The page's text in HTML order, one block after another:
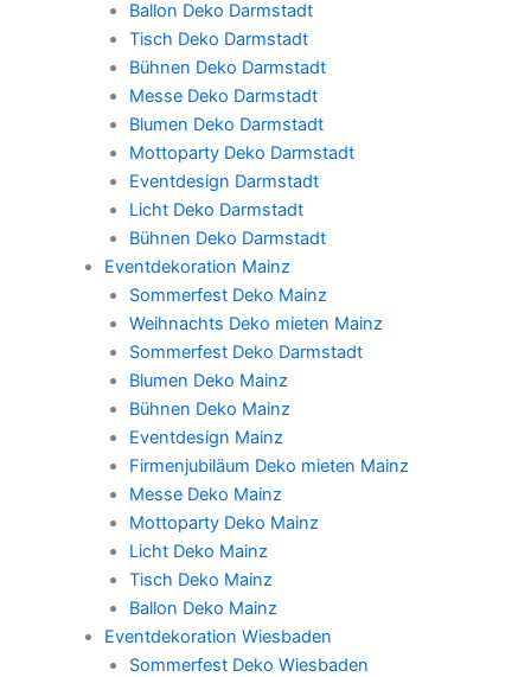
Ballon Deko Darmstadt
Tisch Deko Darmstadt
Bühnen Deko Darmstadt
Messe Deko Darmstadt
Blumen Deko Darmstadt
Mottoparty Deko Darmstadt
Eventdesign Darmstadt
Licht Deko Darmstadt
Bühnen Deko Darmstadt
Eventdekoration Mainz
Sommerfest Deko Mainz
Weihnachts Deko mieten Mainz
Sommerfest Deko Darmstadt
Blumen Deko Mainz
Bühnen Deko Mainz
Eventdesign Mainz
Firmenjubiläum Deko mieten Mainz
Messe Deko Mainz
Mottoparty Deko Mainz
Licht Deko Mainz
Tisch Deko Mainz
Ballon Deko Mainz
Eventdekoration Wiesbaden
Sommerfest Deko Wiesbaden